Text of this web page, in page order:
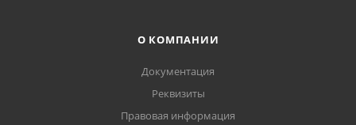
О КОМПАНИИ
Документация
Реквизиты
Правовая информация